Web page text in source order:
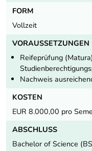
FORM
Vollzeit
VORAUSSETZUNGEN
Reifeprüfung
Nachweis
KOSTEN
EUR 8.000,00 pro
ABSCHLUSS
Bachelor of Science